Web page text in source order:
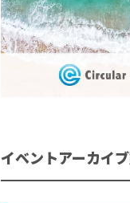
イベントアーカイ